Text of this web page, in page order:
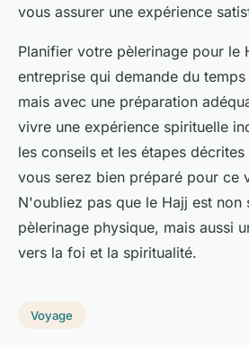
vous assurer une expérience
Planifier votre pèlerinage pour le
entreprise qui demande du
mais avec une préparation
vivre une expérience spirituelle
les conseils et les étapes
vous serez bien préparé pour ce
N'oubliez pas que le Hajj est non
pèlerinage physique, mais aussi
vers la foi et la spiritualité.
Voyage